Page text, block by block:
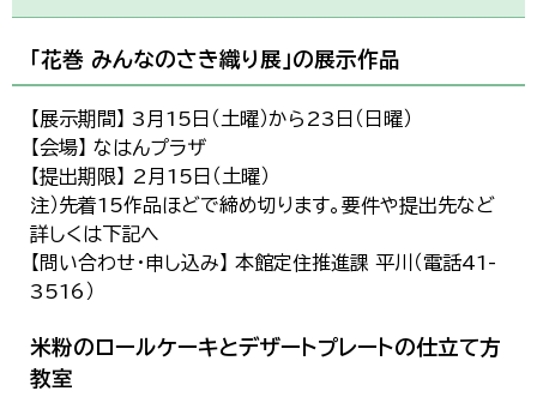
「花巻 みんなのさき織り展」の展示作品
【展示期間】 3月15日（土曜）から23日（日曜）
【会場】 なはんプラザ
【提出期限】 2月15日（土曜）
注）先着15作品ほどで締め切ります。要件や提出先など
詳しくは下記へ
【問い合わせ・申し込み】 本館定住推進課 平川（電話41-
3516）
米粉のロールケーキとデザートプレートの仕立て方
教室